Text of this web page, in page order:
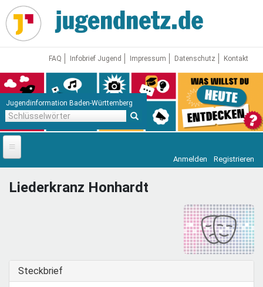
Direkt
zum
Inhalt
FAQ Infobrief Jugend Impressum Datenschutz Kontakt
Jugendinformation Baden-Württemberg
Startseite
News
Mentoren & Projekte
Anmelden Registrieren
Liederkranz Honhardt
Ausblenden
Steckbrief